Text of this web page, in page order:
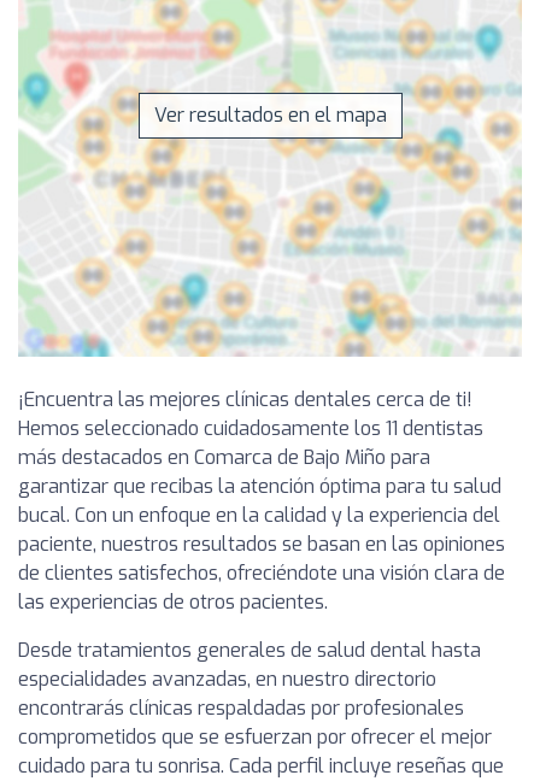
Ver resultados en el mapa
¡Encuentra las mejores clínicas dentales cerca de ti!
Hemos seleccionado cuidadosamente los 11 dentistas
más destacados en Comarca de Bajo Miño para
garantizar que recibas la atención óptima para tu salud
bucal. Con un enfoque en la calidad y la experiencia del
paciente, nuestros resultados se basan en las opiniones
de clientes satisfechos, ofreciéndote una visión clara de
las experiencias de otros pacientes.
Desde tratamientos generales de salud dental hasta
especialidades avanzadas, en nuestro directorio
encontrarás clínicas respaldadas por profesionales
comprometidos que se esfuerzan por ofrecer el mejor
cuidado para tu sonrisa. Cada perfil incluye reseñas que